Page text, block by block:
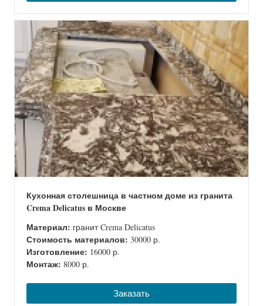
Кухонная столешница в частном доме из гранита
Crema Delicatus в Москве
Материал: гранит Crema Delicatus
Стоимость материалов: 30000 р.
Изготовление: 16000 р.
Монтаж: 8000 р.
Заказать